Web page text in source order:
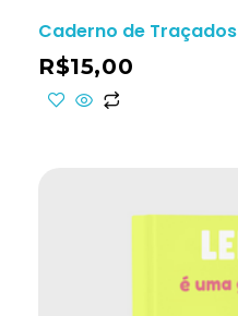
Caderno de Traçados
R$15,00